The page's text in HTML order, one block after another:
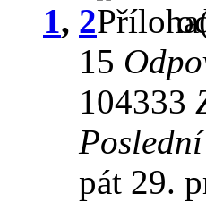
1, 2
15
104333
pát 29.